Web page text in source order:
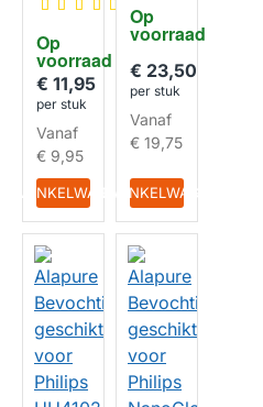
HUISMERK
Op
voorraad
geschi
Philips
NanoCl
oud
FY343
5/30
€ 11,95
per stuk
Vanaf
€ 9,95
IN WINKELWAGEN
HUISMERK
Op
voorraad
FY242
0/30
€ 23,50
per stuk
Vanaf
€ 19,75
IN WINKELWAGEN